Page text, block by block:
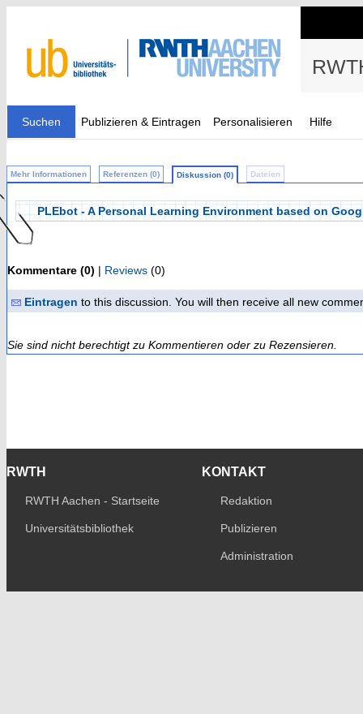
Suchen Publizieren & Eintragen Personalisieren Hilfe
Mehr Informationen Referenzen (0) Diskussion (0) Dateien
PLEbot - A Personal Learning Environment based on
Kommentare (0) | Reviews (0)
Eintragen to this discussion. You will then receive all new
Sie sind nicht berechtigt zu Kommentieren oder zu Rezensieren.
RWTH
RWTH Aachen - Startseite
Universitätsbibliothek
KONTAKT
Redaktion
Publizieren
Administration